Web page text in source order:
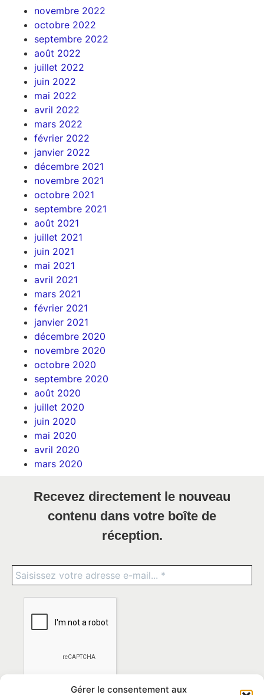
Gérer le consentement aux
novembre 2022
octobre 2022
septembre 2022
août 2022
juillet 2022
juin 2022
mai 2022
avril 2022
mars 2022
février 2022
janvier 2022
décembre 2021
novembre 2021
octobre 2021
septembre 2021
août 2021
juillet 2021
juin 2021
mai 2021
avril 2021
mars 2021
février 2021
janvier 2021
décembre 2020
novembre 2020
octobre 2020
septembre 2020
août 2020
juillet 2020
juin 2020
mai 2020
avril 2020
mars 2020
Recevez directement le nouveau
contenu dans votre boîte de
réception.